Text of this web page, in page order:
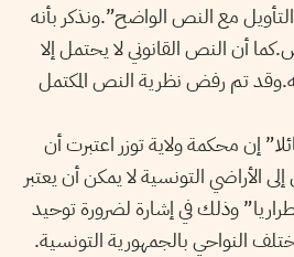
مع النص الواضح”.ونذكر بأنه
أن النص القانوني لا يحتمل إلا
تم رفض نظرية النص المكتمل
إن محكمة ولاية توزر اعتبرت أن
الأراضي التونسية لا يمكن أن يعتبر
وذلك في إشارة لضرورة توحيد
النواحي بالجمهورية التونسية.